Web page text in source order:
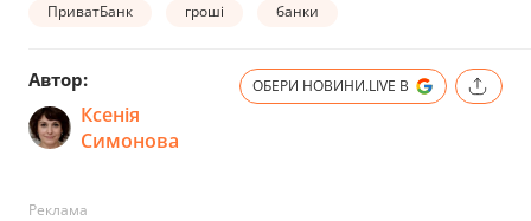
ПриватБанк гроші банки
Автор:
Ксенія
Симонова
ОБЕРИ НОВИНИ.LIVE В
Реклама